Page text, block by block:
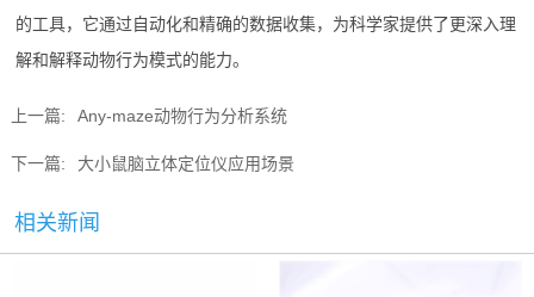
的工具，它通过自动化和精确的数据收集，为科学家提供了更深入理
解和解释动物行为模式的能力。
上一篇: Any-maze动物行为分析系统
下一篇: 大小鼠脑立体定位仪应用场景
相关新闻